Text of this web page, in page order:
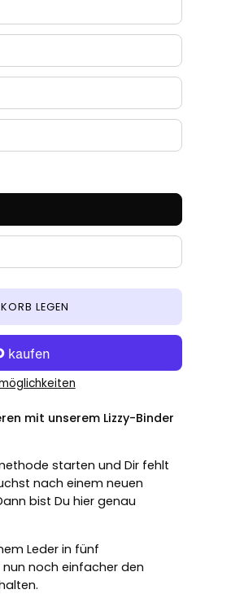
LEGEN
mit unserem Lizzy-Binder
starten und Dir fehlt
nach einem neuen
bist Du hier genau
Leder in fünf
noch einfacher den